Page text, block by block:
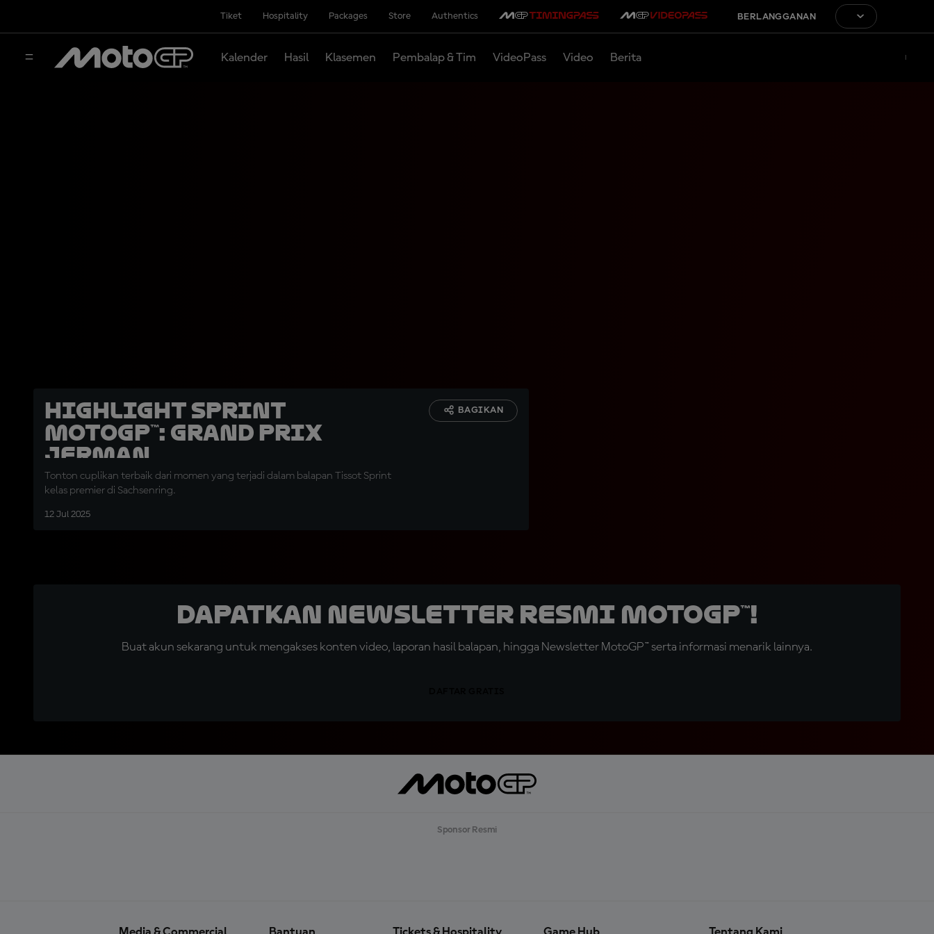
Tiket Hospitality Packages Store Authentics BERLANGGANAN
Kalender Hasil Klasemen Pembalap & Tim VideoPass Video Berita
Highlight Sprint
MotoGP™: Grand Prix
Jerman
Tonton cuplikan terbaik dari momen yang terjadi dalam balapan Tissot Sprint
kelas premier di Sachsenring.
12 Jul 2025
BAGIKAN
Dapatkan Newsletter Resmi MotoGP™!
Buat akun sekarang untuk mengakses konten video, laporan hasil balapan, hingga Newsletter MotoGP™ serta informasi menarik lainnya.
Sponsor Resmi